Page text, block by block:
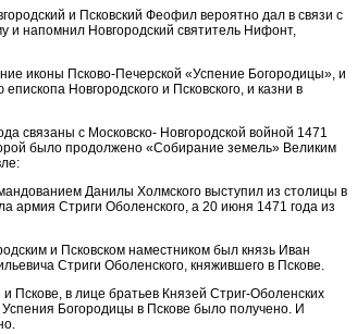
и Псковский Феофил вероятно дал в связи с
и напомнил Новгородский святитель Нифонт,
иконы Псково-Печерской «Успение Богородицы», и
Новгородского и Псковского, и казни в
связаны с Московско- Новгородской войной 1471
было продолжено «Собирание земель» Великим
Данилы Холмского выступил из столицы в
армия Стриги Оболенского, а 20 июня 1471 года из
и Псковском наместником был князь Иван
Стриги Оболенского, княжившего в Пскове.
Пскове, в лице братьев Князей Стриг-Оболенских
Богородицы в Пскове было получено. И